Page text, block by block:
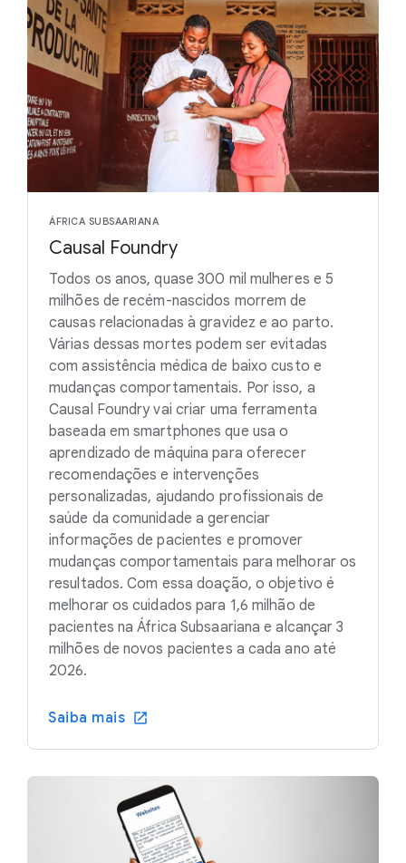
ÁFRICA SUBSAARIANA
Causal Foundry
Todos os anos, quase 300 mil mulheres e 5
milhões de recém-nascidos morrem de
causas relacionadas à gravidez e ao parto.
Várias dessas mortes podem ser evitadas
com assistência médica de baixo custo e
mudanças comportamentais. Por isso, a
Causal Foundry vai criar uma ferramenta
baseada em smartphones que usa o
aprendizado de máquina para oferecer
recomendações e intervenções
personalizadas, ajudando profissionais de
saúde da comunidade a gerenciar
informações de pacientes e promover
mudanças comportamentais para melhorar os
resultados. Com essa doação, o objetivo é
melhorar os cuidados para 1,6 milhão de
pacientes na África Subsaariana e alcançar 3
milhões de novos pacientes a cada ano até
2026.
Saiba mais